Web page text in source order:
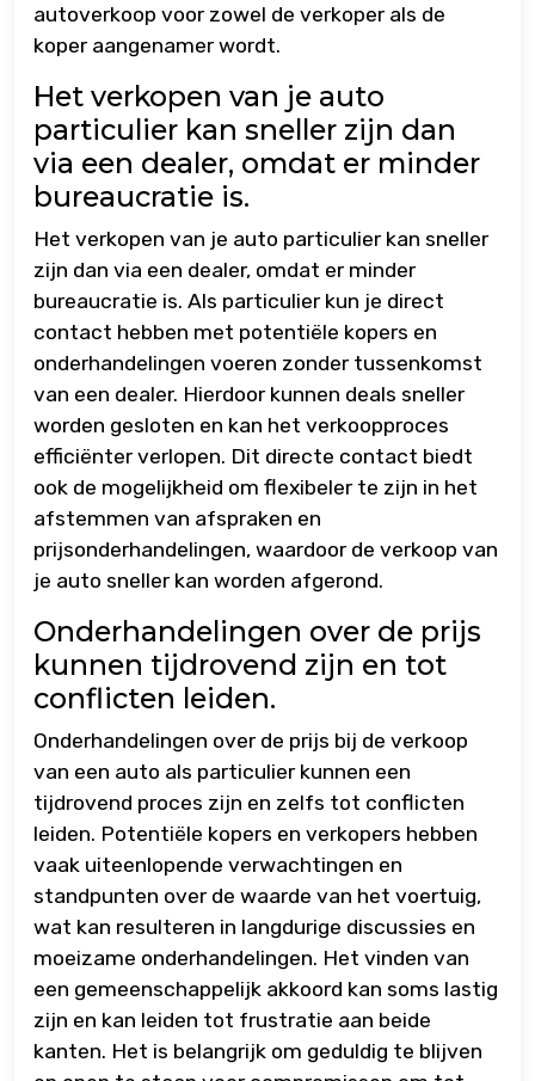
autoverkoop voor zowel de verkoper als de
koper aangenamer wordt.
Het verkopen van je auto
particulier kan sneller zijn dan
via een dealer, omdat er minder
bureaucratie is.
Het verkopen van je auto particulier kan sneller
zijn dan via een dealer, omdat er minder
bureaucratie is. Als particulier kun je direct
contact hebben met potentiële kopers en
onderhandelingen voeren zonder tussenkomst
van een dealer. Hierdoor kunnen deals sneller
worden gesloten en kan het verkoopproces
efficiënter verlopen. Dit directe contact biedt
ook de mogelijkheid om flexibeler te zijn in het
afstemmen van afspraken en
prijsonderhandelingen, waardoor de verkoop van
je auto sneller kan worden afgerond.
Onderhandelingen over de prijs
kunnen tijdrovend zijn en tot
conflicten leiden.
Onderhandelingen over de prijs bij de verkoop
van een auto als particulier kunnen een
tijdrovend proces zijn en zelfs tot conflicten
leiden. Potentiële kopers en verkopers hebben
vaak uiteenlopende verwachtingen en
standpunten over de waarde van het voertuig,
wat kan resulteren in langdurige discussies en
moeizame onderhandelingen. Het vinden van
een gemeenschappelijk akkoord kan soms lastig
zijn en kan leiden tot frustratie aan beide
kanten. Het is belangrijk om geduldig te blijven